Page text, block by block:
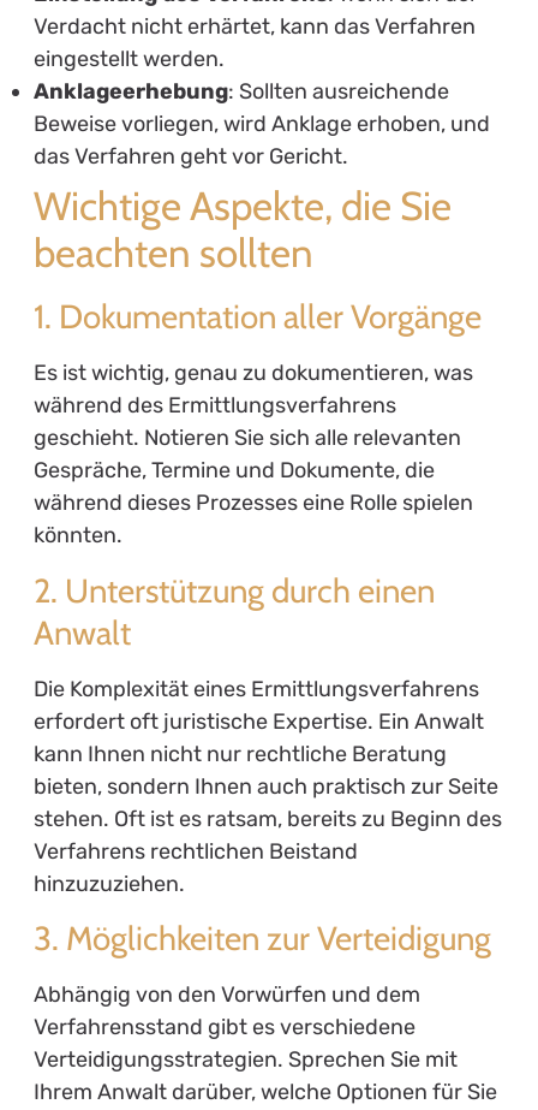
Verdacht nicht erhärtet, kann das Verfahren
eingestellt werden.
Anklageerhebung: Sollten ausreichende
Beweise vorliegen, wird Anklage erhoben, und
das Verfahren geht vor Gericht.
Wichtige Aspekte, die Sie
beachten sollten
1. Dokumentation aller Vorgänge
Es ist wichtig, genau zu dokumentieren, was
während des Ermittlungsverfahrens
geschieht. Notieren Sie sich alle relevanten
Gespräche, Termine und Dokumente, die
während dieses Prozesses eine Rolle spielen
könnten.
2. Unterstützung durch einen
Anwalt
Die Komplexität eines Ermittlungsverfahrens
erfordert oft juristische Expertise. Ein Anwalt
kann Ihnen nicht nur rechtliche Beratung
bieten, sondern Ihnen auch praktisch zur Seite
stehen. Oft ist es ratsam, bereits zu Beginn des
Verfahrens rechtlichen Beistand
hinzuzuziehen.
3. Möglichkeiten zur Verteidigung
Abhängig von den Vorwürfen und dem
Verfahrensstand gibt es verschiedene
Verteidigungsstrategien. Sprechen Sie mit
Ihrem Anwalt darüber, welche Optionen für Sie